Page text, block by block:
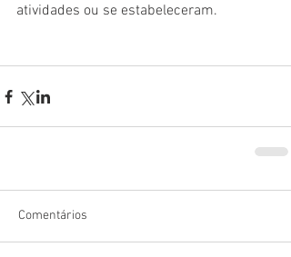
atividades ou se estabeleceram.
Comentários